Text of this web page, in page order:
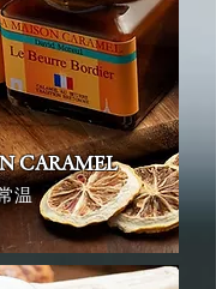
CARAMEL
温